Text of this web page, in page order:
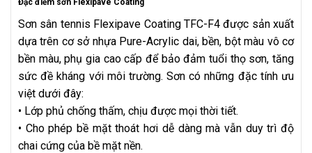
Sơn sân tennis Flexipave Coating TFC-F4 được sản xuất
dựa trên cơ sở nhựa Pure-Acrylic dai, bền, bột màu vô cơ
bền màu, phụ gia cao cấp để bảo đảm tuổi thọ sơn, tăng
sức đề kháng với môi trường. Sơn có những đặc tính ưu
việt dưới đây:
• Lớp phủ chống thấm, chịu được mọi thời tiết.
• Cho phép bề mặt thoát hơi dễ dàng mà vẫn duy trì độ
chai cứng của bề mặt nền.